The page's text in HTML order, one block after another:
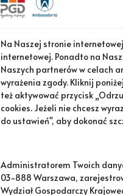
Na Naszej stronie
internetowej. Ponadto na
Naszych partnerów w celach
wyrażenia zgody. Kliknij
też aktywować przycisk
cookies. Jeżeli nie chcesz
do ustawień", aby dokonać
Administratorem Twoich
03-888 Warszawa,
Wydział Gospodarczy
ul. Logistyczna 9 bud. 2
REGION WROCŁAW
Tel. 519 329 284
Tel. 519 330 627
REGION BYDGOSZCZ